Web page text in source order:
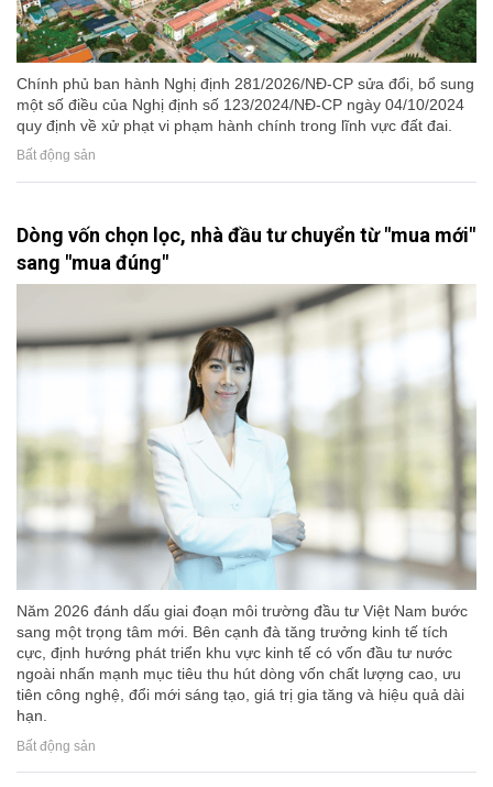
Chính phủ ban hành Nghị định 281/2026/NĐ-CP sửa đổi, bổ sung
một số điều của Nghị định số 123/2024/NĐ-CP ngày 04/10/2024
quy định về xử phạt vi phạm hành chính trong lĩnh vực đất đai.
Bất động sản
Dòng vốn chọn lọc, nhà đầu tư chuyển từ "mua mới"
sang "mua đúng"
Năm 2026 đánh dấu giai đoạn môi trường đầu tư Việt Nam bước
sang một trọng tâm mới. Bên cạnh đà tăng trưởng kinh tế tích
cực, định hướng phát triển khu vực kinh tế có vốn đầu tư nước
ngoài nhấn mạnh mục tiêu thu hút dòng vốn chất lượng cao, ưu
tiên công nghệ, đổi mới sáng tạo, giá trị gia tăng và hiệu quả dài
hạn.
Bất động sản